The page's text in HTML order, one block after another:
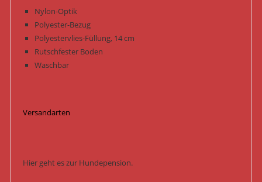
Nylon-Optik
Polyester-Bezug
Polyestervlies-Füllung, 14 cm
Rutschfester Boden
Waschbar
Versandarten
Hier geht es zur Hundepension.